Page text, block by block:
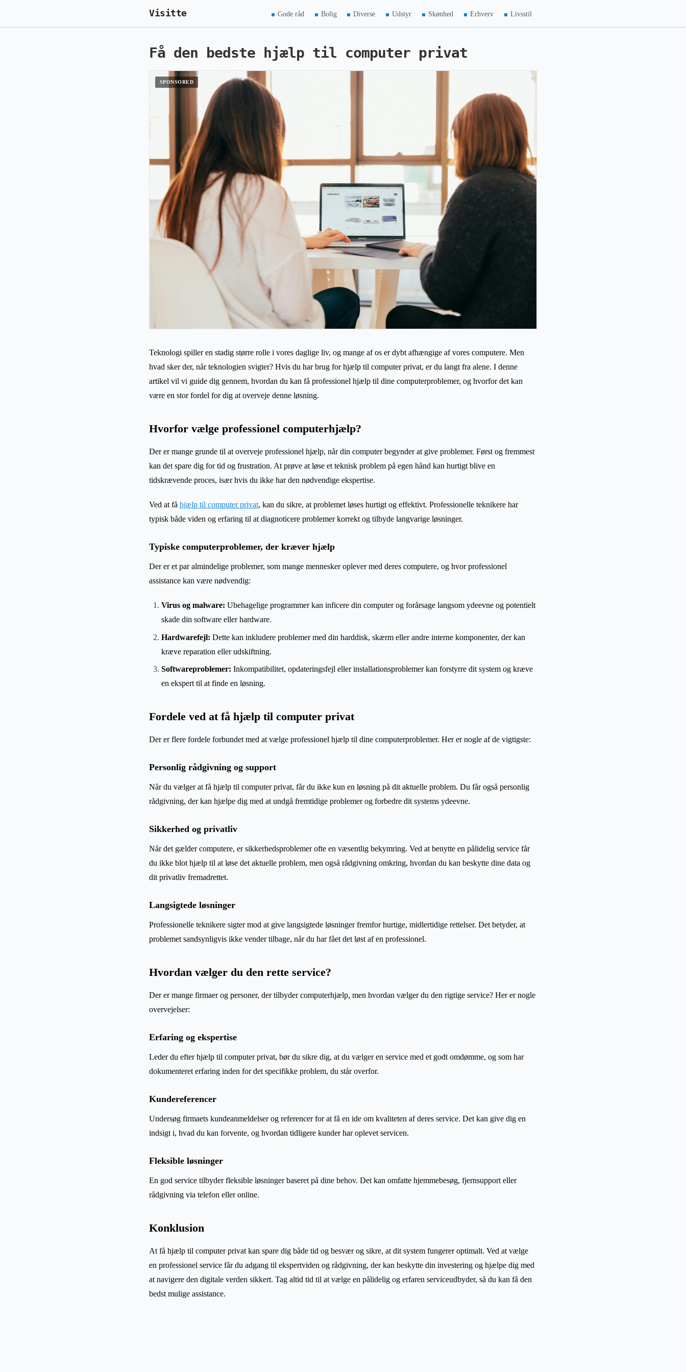
Visitte Gode råd Bolig Diverse Udstyr Skønhed Erhverv Livsstil
Få den bedste hjælp til computer privat
Teknologi spiller en stadig større rolle i vores daglige liv, og mange af os er dybt afhængige af vores computere. Men
hvad sker der, når teknologien svigter? Hvis du har brug for hjælp til computer privat, er du langt fra alene. I denne
artikel vil vi guide dig gennem, hvordan du kan få professionel hjælp til dine computerproblemer, og hvorfor det kan
være en stor fordel for dig at overveje denne løsning.
Hvorfor vælge professionel computerhjælp?
Der er mange grunde til at overveje professionel hjælp, når din computer begynder at give problemer. Først og fremmest
kan det spare dig for tid og frustration. At prøve at løse et teknisk problem på egen hånd kan hurtigt blive en
tidskrævende proces, især hvis du ikke har den nødvendige ekspertise.
Ved at få hjælp til computer privat, kan du sikre, at problemet løses hurtigt og effektivt. Professionelle teknikere har
typisk både viden og erfaring til at diagnoticere problemer korrekt og tilbyde langvarige løsninger.
Typiske computerproblemer, der kræver hjælp
Der er et par almindelige problemer, som mange mennesker oplever med deres computere, og hvor professionel
assistance kan være nødvendig:
Virus og malware: Ubehagelige programmer kan inficere din computer og forårsage langsom ydeevne og potentielt
skade din software eller hardware.
Hardwarefejl: Dette kan inkludere problemer med din harddisk, skærm eller andre interne komponenter, der kan
kræve reparation eller udskiftning.
Softwareproblemer: Inkompatibilitet, opdateringsfejl eller installationsproblemer kan forstyrre dit system og kræve
en ekspert til at finde en løsning.
Fordele ved at få hjælp til computer privat
Der er flere fordele forbundet med at vælge professionel hjælp til dine computerproblemer. Her er nogle af de vigtigste:
Personlig rådgivning og support
Når du vælger at få hjælp til computer privat, får du ikke kun en løsning på dit aktuelle problem. Du får også personlig
rådgivning, der kan hjælpe dig med at undgå fremtidige problemer og forbedre dit systems ydeevne.
Sikkerhed og privatliv
Når det gælder computere, er sikkerhedsproblemer ofte en væsentlig bekymring. Ved at benytte en pålidelig service får
du ikke blot hjælp til at løse det aktuelle problem, men også rådgivning omkring, hvordan du kan beskytte dine data og
dit privatliv fremadrettet.
Langsigtede løsninger
Professionelle teknikere sigter mod at give langsigtede løsninger fremfor hurtige, midlertidige rettelser. Det betyder, at
problemet sandsynligvis ikke vender tilbage, når du har fået det løst af en professionel.
Hvordan vælger du den rette service?
Der er mange firmaer og personer, der tilbyder computerhjælp, men hvordan vælger du den rigtige service? Her er nogle
overvejelser:
Erfaring og ekspertise
Leder du efter hjælp til computer privat, bør du sikre dig, at du vælger en service med et godt omdømme, og som har
dokumenteret erfaring inden for det specifikke problem, du står overfor.
Kundereferencer
Undersøg firmaets kundeanmeldelser og referencer for at få en ide om kvaliteten af deres service. Det kan give dig en
indsigt i, hvad du kan forvente, og hvordan tidligere kunder har oplevet servicen.
Fleksible løsninger
En god service tilbyder fleksible løsninger baseret på dine behov. Det kan omfatte hjemmebesøg, fjernsupport eller
rådgivning via telefon eller online.
Konklusion
At få hjælp til computer privat kan spare dig både tid og besvær og sikre, at dit system fungerer optimalt. Ved at vælge
en professionel service får du adgang til ekspertviden og rådgivning, der kan beskytte din investering og hjælpe dig med
at navigere den digitale verden sikkert. Tag altid tid til at vælge en pålidelig og erfaren serviceudbyder, så du kan få den
bedst mulige assistance.